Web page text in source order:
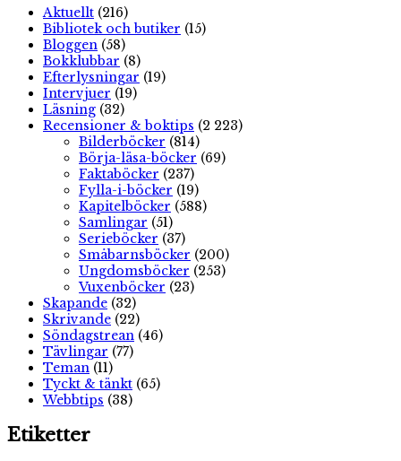
Aktuellt (216)
Bibliotek och butiker (15)
Bloggen (58)
Bokklubbar (8)
Efterlysningar (19)
Intervjuer (19)
Läsning (32)
Recensioner & boktips (2 223)
Bilderböcker (814)
Börja-läsa-böcker (69)
Faktaböcker (237)
Fylla-i-böcker (19)
Kapitelböcker (588)
Samlingar (51)
Serieböcker (37)
Småbarnsböcker (200)
Ungdomsböcker (253)
Vuxenböcker (23)
Skapande (32)
Skrivande (22)
Söndagstrean (46)
Tävlingar (77)
Teman (11)
Tyckt & tänkt (65)
Webbtips (38)
Etiketter